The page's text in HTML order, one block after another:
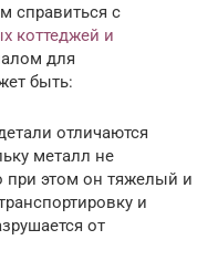
справиться с
коттеджей и
для
быть:
отличаются
металл не
при этом он тяжелый и
и
от